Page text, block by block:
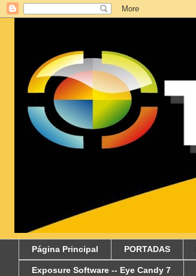
Página Principal PORTADAS
Exposure Software -- Eye Candy 7